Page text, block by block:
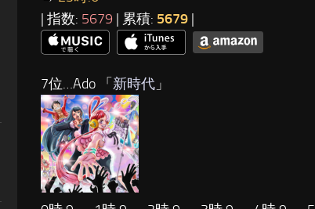
| 指数: 5679 | 累積: 5679 |
7位…Ado 「 新時代 」